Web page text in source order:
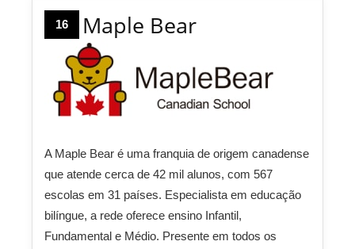
16 Maple Bear
A Maple Bear é uma franquia de origem canadense
que atende cerca de 42 mil alunos, com 567
escolas em 31 países. Especialista em educação
bilíngue, a rede oferece ensino Infantil,
Fundamental e Médio. Presente em todos os